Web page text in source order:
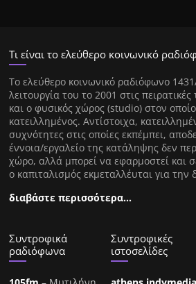
Τι είναι το ελεύθερο κοινωνικό
Tο ελεύθερο κοινωνικό ραδιόφωνο
λειτουργία του το 2001 στις
και ο φυσικός χώρος (studio) στον οποίο
κατειλλημένος. Αντίστοιχα,
συχνότητες στις οποίες εκπέμπει,
έννοια/εργαλείο της κατάληψης δεν
χώρο, αλλά μπορεί να εφαρμοστεί και
ο καπιταλισμός εκμεταλλέυται για
διαβάστε περισσότερα…
Συντροφικά
ραδιόφωνα
Συντροφικές
ιστοσελίδες